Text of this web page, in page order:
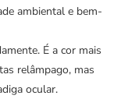
ambiental e bem-
É a cor mais
relâmpago, mas
ocular.